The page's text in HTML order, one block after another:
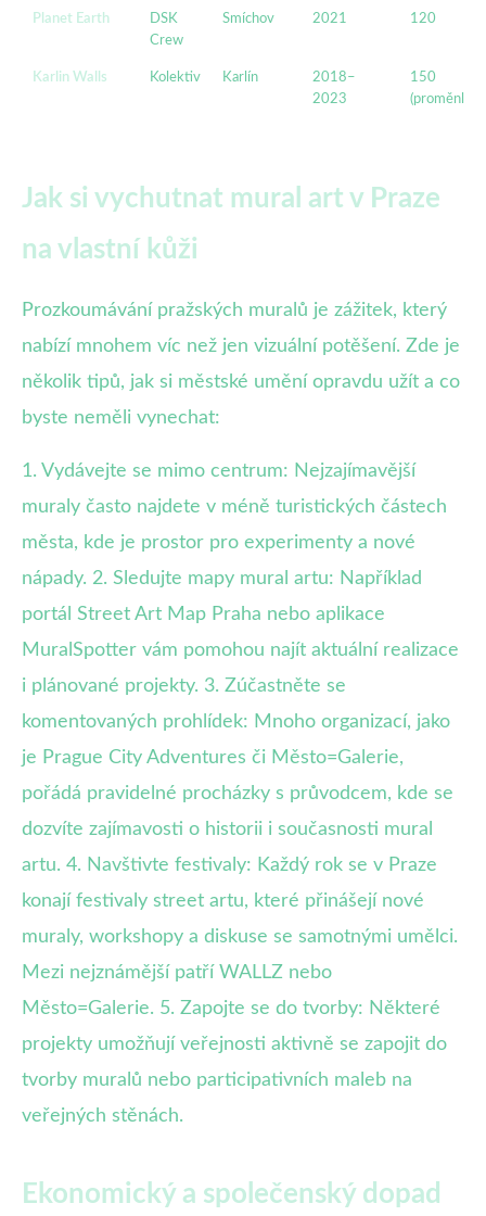
Planet Earth
DSK
Crew
Smíchov 2021 120
Karlin Walls Kolektiv Karlín
2018–
2023
150
(proměnlivé)
Jak si vychutnat mural art v Praze
na vlastní kůži
Prozkoumávání pražských muralů je zážitek, který
nabízí mnohem víc než jen vizuální potěšení. Zde je
několik tipů, jak si městské umění opravdu užít a co
byste neměli vynechat:
1. Vydávejte se mimo centrum: Nejzajímavější
muraly často najdete v méně turistických částech
města, kde je prostor pro experimenty a nové
nápady. 2. Sledujte mapy mural artu: Například
portál Street Art Map Praha nebo aplikace
MuralSpotter vám pomohou najít aktuální realizace
i plánované projekty. 3. Zúčastněte se
komentovaných prohlídek: Mnoho organizací, jako
je Prague City Adventures či Město=Galerie,
pořádá pravidelné procházky s průvodcem, kde se
dozvíte zajímavosti o historii i současnosti mural
artu. 4. Navštivte festivaly: Každý rok se v Praze
konají festivaly street artu, které přinášejí nové
muraly, workshopy a diskuse se samotnými umělci.
Mezi nejznámější patří WALLZ nebo
Město=Galerie. 5. Zapojte se do tvorby: Některé
projekty umožňují veřejnosti aktivně se zapojit do
tvorby muralů nebo participativních maleb na
veřejných stěnách.
Ekonomický a společenský dopad